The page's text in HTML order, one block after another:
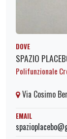
DOVE
SPAZIO
Polifunzionale
Via Cosimo
EMAIL